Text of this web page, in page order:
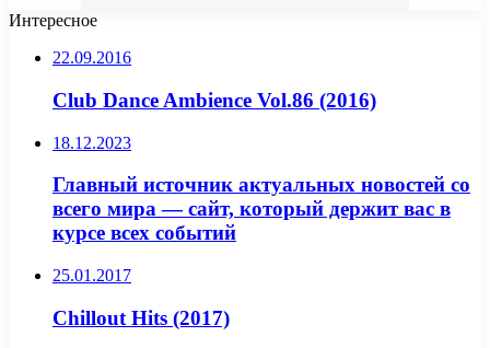
Интересное
22.09.2016
Club Dance Ambience Vol.86 (2016)
18.12.2023
Главный источник актуальных новостей со
всего мира — сайт, который держит вас в
курсе всех событий
25.01.2017
Chillout Hits (2017)